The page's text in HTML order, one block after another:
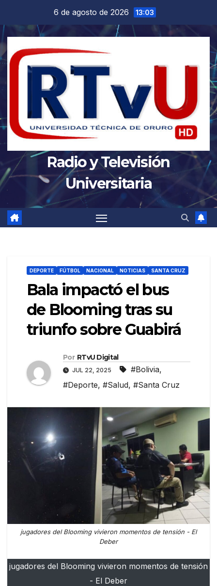
contenido
6 de agosto de 2026 13:03
Radio y Televisión
Universitaria
DEPORTE FÚTBOL NACIONAL NOTICIAS SANTA CRUZ
Bala impactó el bus
de Blooming tras su
triunfo sobre Guabirá
Por RTvU Digital
JUL 22, 2025 #Bolivia,
#Deporte, #Salud, #Santa Cruz
jugadores del Blooming vivieron momentos de tensión - El
Deber
jugadores del Blooming vivieron momentos de tensión
- El Deber